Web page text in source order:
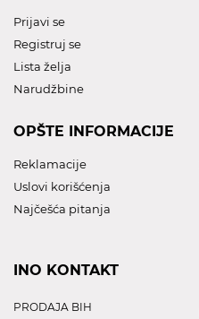
Prijavi se
Registruj se
Lista želja
Narudžbine
OPŠTE INFORMACIJE
Reklamacije
Uslovi korišćenja
Najčešća pitanja
INO KONTAKT
PRODAJA BIH